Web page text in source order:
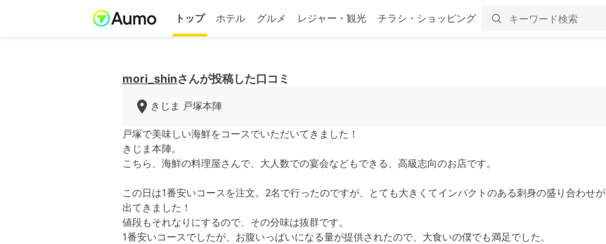
トップ ホテル グルメ レジャー・観光 チラシ・ショッピング
mori_shinさんが投稿した口コミ
きじま 戸塚本陣
戸塚で美味しい海鮮をコースでいただいてきました！
きじま本陣。
こちら、海鮮の料理屋さんで、大人数での宴会などもできる、高級志向のお店です。
この日は1番安いコースを注文。2名で行ったのですが、とても大きくてインパクトのある刺身の盛り合わせが
出てきました！
値段もそれなりにするので、その分味は抜群です。
1番安いコースでしたが、お腹いっぱいになる量が提供されたので、大食いの僕でも満足でした。